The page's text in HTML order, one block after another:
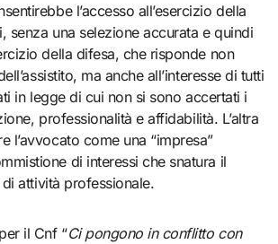
l’accesso all’esercizio della
senza una selezione accurata e quindi
della difesa, che risponde non
ma anche all’interesse di tutti
in legge di cui non si sono accertati i
professionalità e affidabilità. L’altra
l’avvocato come una “impresa”
di interessi che snatura il
attività professionale.
il Cnf “Ci pongono in conflitto con